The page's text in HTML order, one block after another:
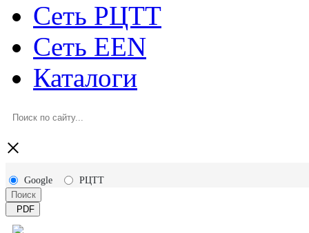
Сеть РЦТТ
Сеть EEN
Каталоги
×
Google
РЦТТ
Поиск
PDF